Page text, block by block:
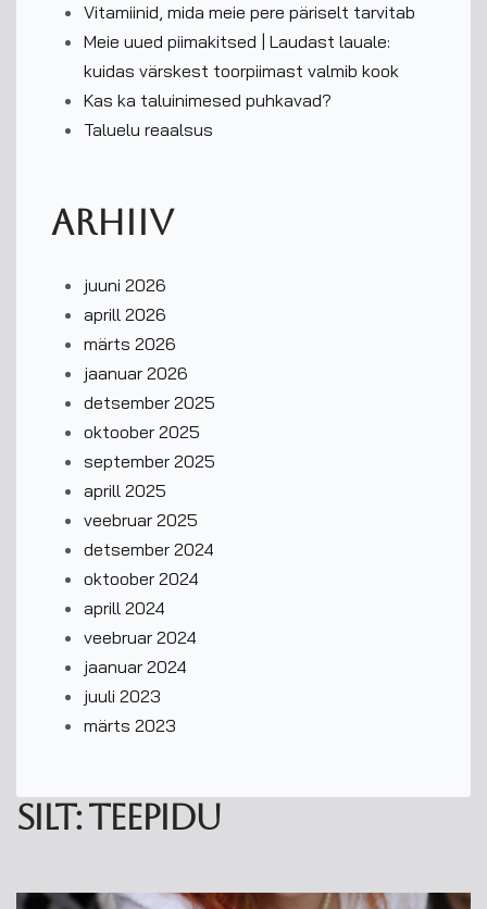
Vitamiinid, mida meie pere päriselt tarvitab
Meie uued piimakitsed | Laudast lauale:
kuidas värskest toorpiimast valmib kook
Kas ka taluinimesed puhkavad?
Taluelu reaalsus
Arhiiv
juuni 2026
aprill 2026
märts 2026
jaanuar 2026
detsember 2025
oktoober 2025
september 2025
aprill 2025
veebruar 2025
detsember 2024
oktoober 2024
aprill 2024
veebruar 2024
jaanuar 2024
juuli 2023
märts 2023
Silt:teepidu